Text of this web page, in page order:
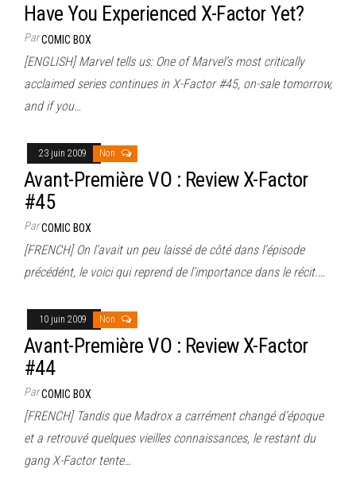
Have You Experienced X-Factor Yet?
ParCOMIC BOX
[ENGLISH] Marvel tells us: One of Marvel’s most critically
acclaimed series continues in X-Factor #45, on-sale tomorrow,
and if you…
23 juin 2009 Non
Avant-Première VO : Review X-Factor
#45
ParCOMIC BOX
[FRENCH] On l’avait un peu laissé de côté dans l’épisode
précédént, le voici qui reprend de l’importance dans le récit.…
10 juin 2009 Non
Avant-Première VO : Review X-Factor
#44
ParCOMIC BOX
[FRENCH] Tandis que Madrox a carrément changé d’époque
et a retrouvé quelques vieilles connaissances, le restant du
gang X-Factor tente…